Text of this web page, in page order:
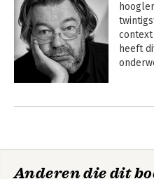
context
heeft
Hij is
Andere boeken
Anderen die dit